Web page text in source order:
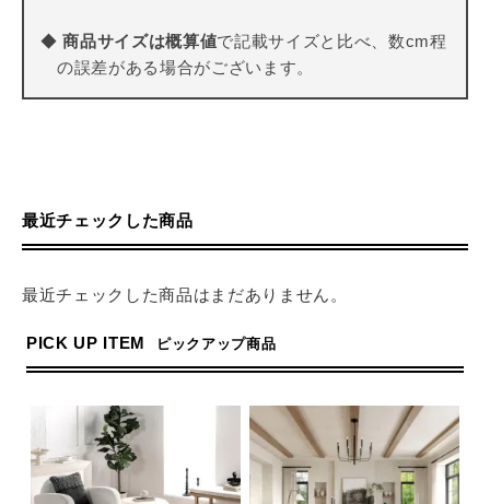
◆商品サイズは概算値で記載サイズと比べ、数cm程
の誤差がある場合がございます。
最近チェックした商品
最近チェックした商品はまだありません。
PICK UP ITEM ピックアップ商品